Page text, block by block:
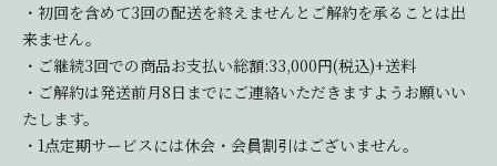
・初回を含めて3回の配送を終えませんとご解約を承ることは出
来ません。
・ご継続3回での商品お支払い総額:33,000円(税込)+送料
・ご解約は発送前月8日までにご連絡いただきますようお願いい
たします。
・1点定期サービスには休会・会員割引はございません。